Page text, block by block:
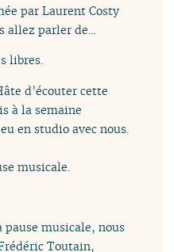
par Laurent Costy
allez parler de…
libres.
d’écouter cette
à la semaine
en studio avec nous.
musicale.
pause musicale, nous
Toutain,